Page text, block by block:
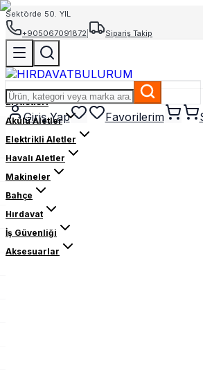
Sektörde 50. YIL
+905067091872
Sipariş Takip
Giriş Yap Favorilerim
El Aletleri
Akülü Aletler
Elektrikli Aletler
Havalı Aletler
Makineler
Bahçe
Hırdavat
İş Güvenliği
Aksesuarlar